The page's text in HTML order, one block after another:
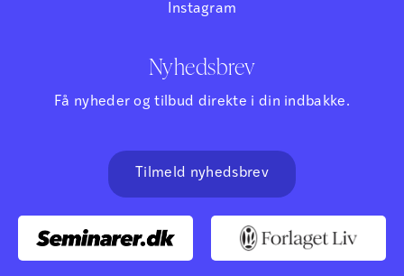
Instagram
Nyhedsbrev
Få nyheder og tilbud direkte i din indbakke.
Tilmeld nyhedsbrev